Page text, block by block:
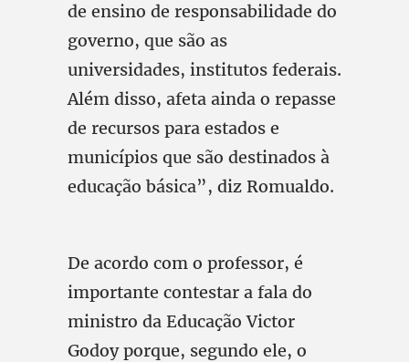
de ensino de responsabilidade do
governo, que são as
universidades, institutos federais.
Além disso, afeta ainda o repasse
de recursos para estados e
municípios que são destinados à
educação básica”, diz Romualdo.
De acordo com o professor, é
importante contestar a fala do
ministro da Educação Victor
Godoy porque, segundo ele, o